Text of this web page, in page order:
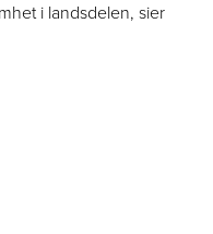
i landsdelen, sier